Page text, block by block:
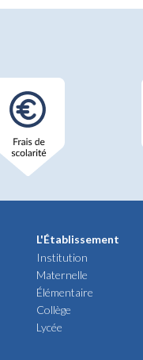
L'Établissement
Institution
Maternelle
Élémentaire
Collège
Lycée